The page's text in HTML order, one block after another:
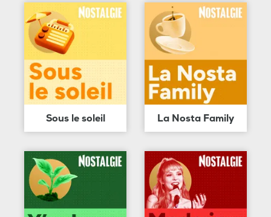
Sous le soleil La Nosta Family